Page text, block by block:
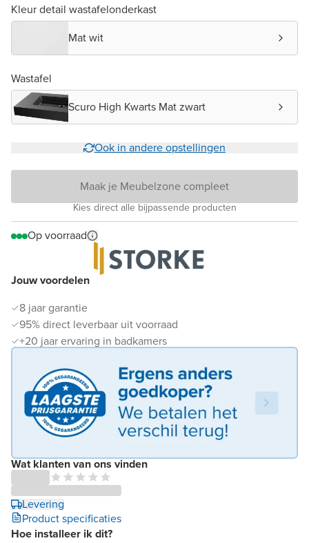
Jouw voordelen
8 jaar garantie
95% direct leverbaar uit voorraad
+20 jaar ervaring in badkamers
Wat klanten van ons vinden
Levering
Product specificaties
Hoe installeer ik dit?
Kleur detail wastafelonderkast
Mat wit
Wastafel
Scuro High Kwarts Mat zwart
Ook in andere opstellingen
Maak je Meubelzone compleet
Kies direct alle bijpassende producten
Op voorraad